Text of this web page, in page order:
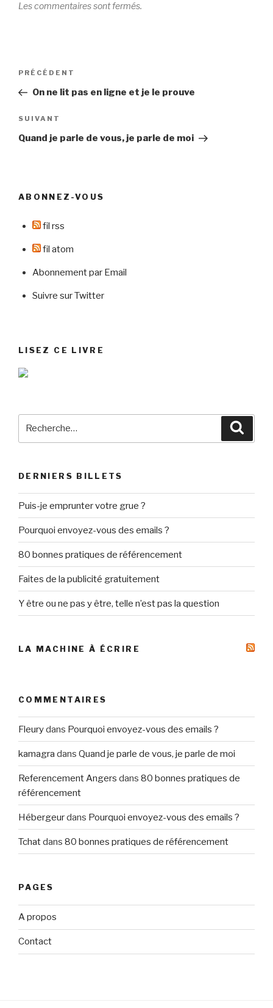
Les commentaires sont fermés.
Navigation
l’article
Article
précédent
PRÉCÉDENT
On ne lit pas en ligne et je le prouve
Article
suivant
SUIVANT
Quand je parle de vous, je parle de moi
ABONNEZ-VOUS
fil rss
fil atom
Abonnement par Email
Suivre sur Twitter
LISEZ CE LIVRE
DERNIERS BILLETS
Puis-je emprunter votre grue ?
Pourquoi envoyez-vous des emails ?
80 bonnes pratiques de référencement
Faites de la publicité gratuitement
Y être ou ne pas y être, telle n’est pas la question
LA MACHINE À ÉCRIRE
COMMENTAIRES
Fleurydans Pourquoi envoyez-vous des emails ?
kamagra dans Quand je parle de vous, je parle de moi
Referencement Angers dans 80 bonnes pratiques de
référencement
Hébergeurdans Pourquoi envoyez-vous des emails ?
Tchatdans 80 bonnes pratiques de référencement
PAGES
A propos
Contact